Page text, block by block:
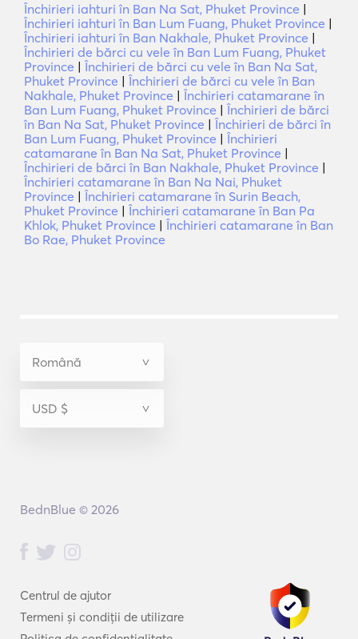
Închirieri iahturi în Ban Na Sat, Phuket Province |
Închirieri iahturi în Ban Lum Fuang, Phuket Province |
Închirieri iahturi în Ban Nakhale, Phuket Province |
Închirieri de bărci cu vele în Ban Lum Fuang, Phuket
Province | Închirieri de bărci cu vele în Ban Na Sat,
Phuket Province | Închirieri de bărci cu vele în Ban
Nakhale, Phuket Province | Închirieri catamarane în
Ban Lum Fuang, Phuket Province | Închirieri de bărci
în Ban Na Sat, Phuket Province | Închirieri de bărci în
Ban Lum Fuang, Phuket Province | Închirieri
catamarane în Ban Na Sat, Phuket Province |
Închirieri de bărci în Ban Nakhale, Phuket Province |
Închirieri catamarane în Ban Na Nai, Phuket
Province | Închirieri catamarane în Surin Beach,
Phuket Province | Închirieri catamarane în Ban Pa
Khlok, Phuket Province | Închirieri catamarane în Ban
Bo Rae, Phuket Province
Centrul de ajutor
Termeni și condiții de utilizare
BednBlue © 2026